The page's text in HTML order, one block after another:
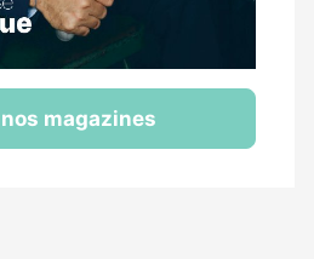
magazines